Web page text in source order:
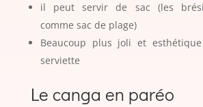
il peut servir de sac (les
comme sac de plage)
Beaucoup plus joli et esthétique
serviette
Le canga en paréo